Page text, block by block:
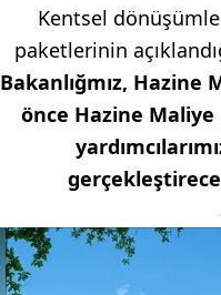
Kentsel
paketlerinin
Bakanlığmız, Hazine
önce Hazine Maliye